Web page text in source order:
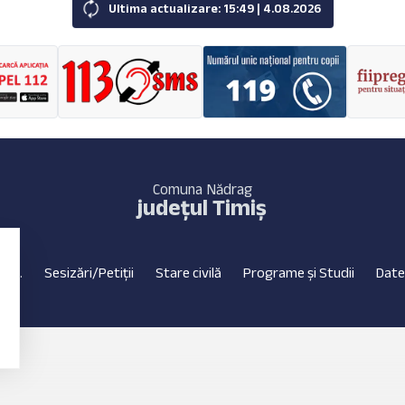
Ultima actualizare: 15:49 | 4.08.2026
Comuna Nădrag
județul Timiș
Sesizări/Petiții Stare civilă Programe și Studii